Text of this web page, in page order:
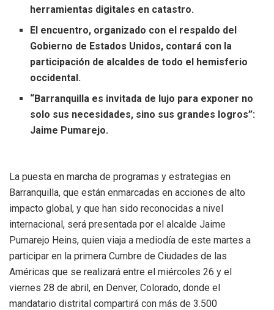
herramientas digitales en catastro.
El encuentro, organizado con el respaldo del
Gobierno de Estados Unidos, contará con la
participación de alcaldes de todo el hemisferio
occidental.
“Barranquilla es invitada de lujo para exponer no
solo sus necesidades, sino sus grandes logros”:
Jaime Pumarejo.
La puesta en marcha de programas y estrategias en
Barranquilla, que están enmarcadas en acciones de alto
impacto global, y que han sido reconocidas a nivel
internacional, será presentada por el alcalde Jaime
Pumarejo Heins, quien viaja a mediodía de este martes a
participar en la primera Cumbre de Ciudades de las
Américas que se realizará entre el miércoles 26 y el
viernes 28 de abril, en Denver, Colorado, donde el
mandatario distrital compartirá con más de 3.500